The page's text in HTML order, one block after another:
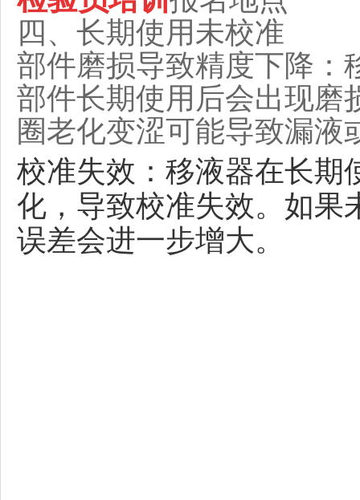
四、长期使用未校准
部件磨损导致精度下降：
部件长期使用后会出现磨
圈老化变涩可能导致漏液
校准失效：移液器在长期
化，导致校准失效。如果
误差会进一步增大。